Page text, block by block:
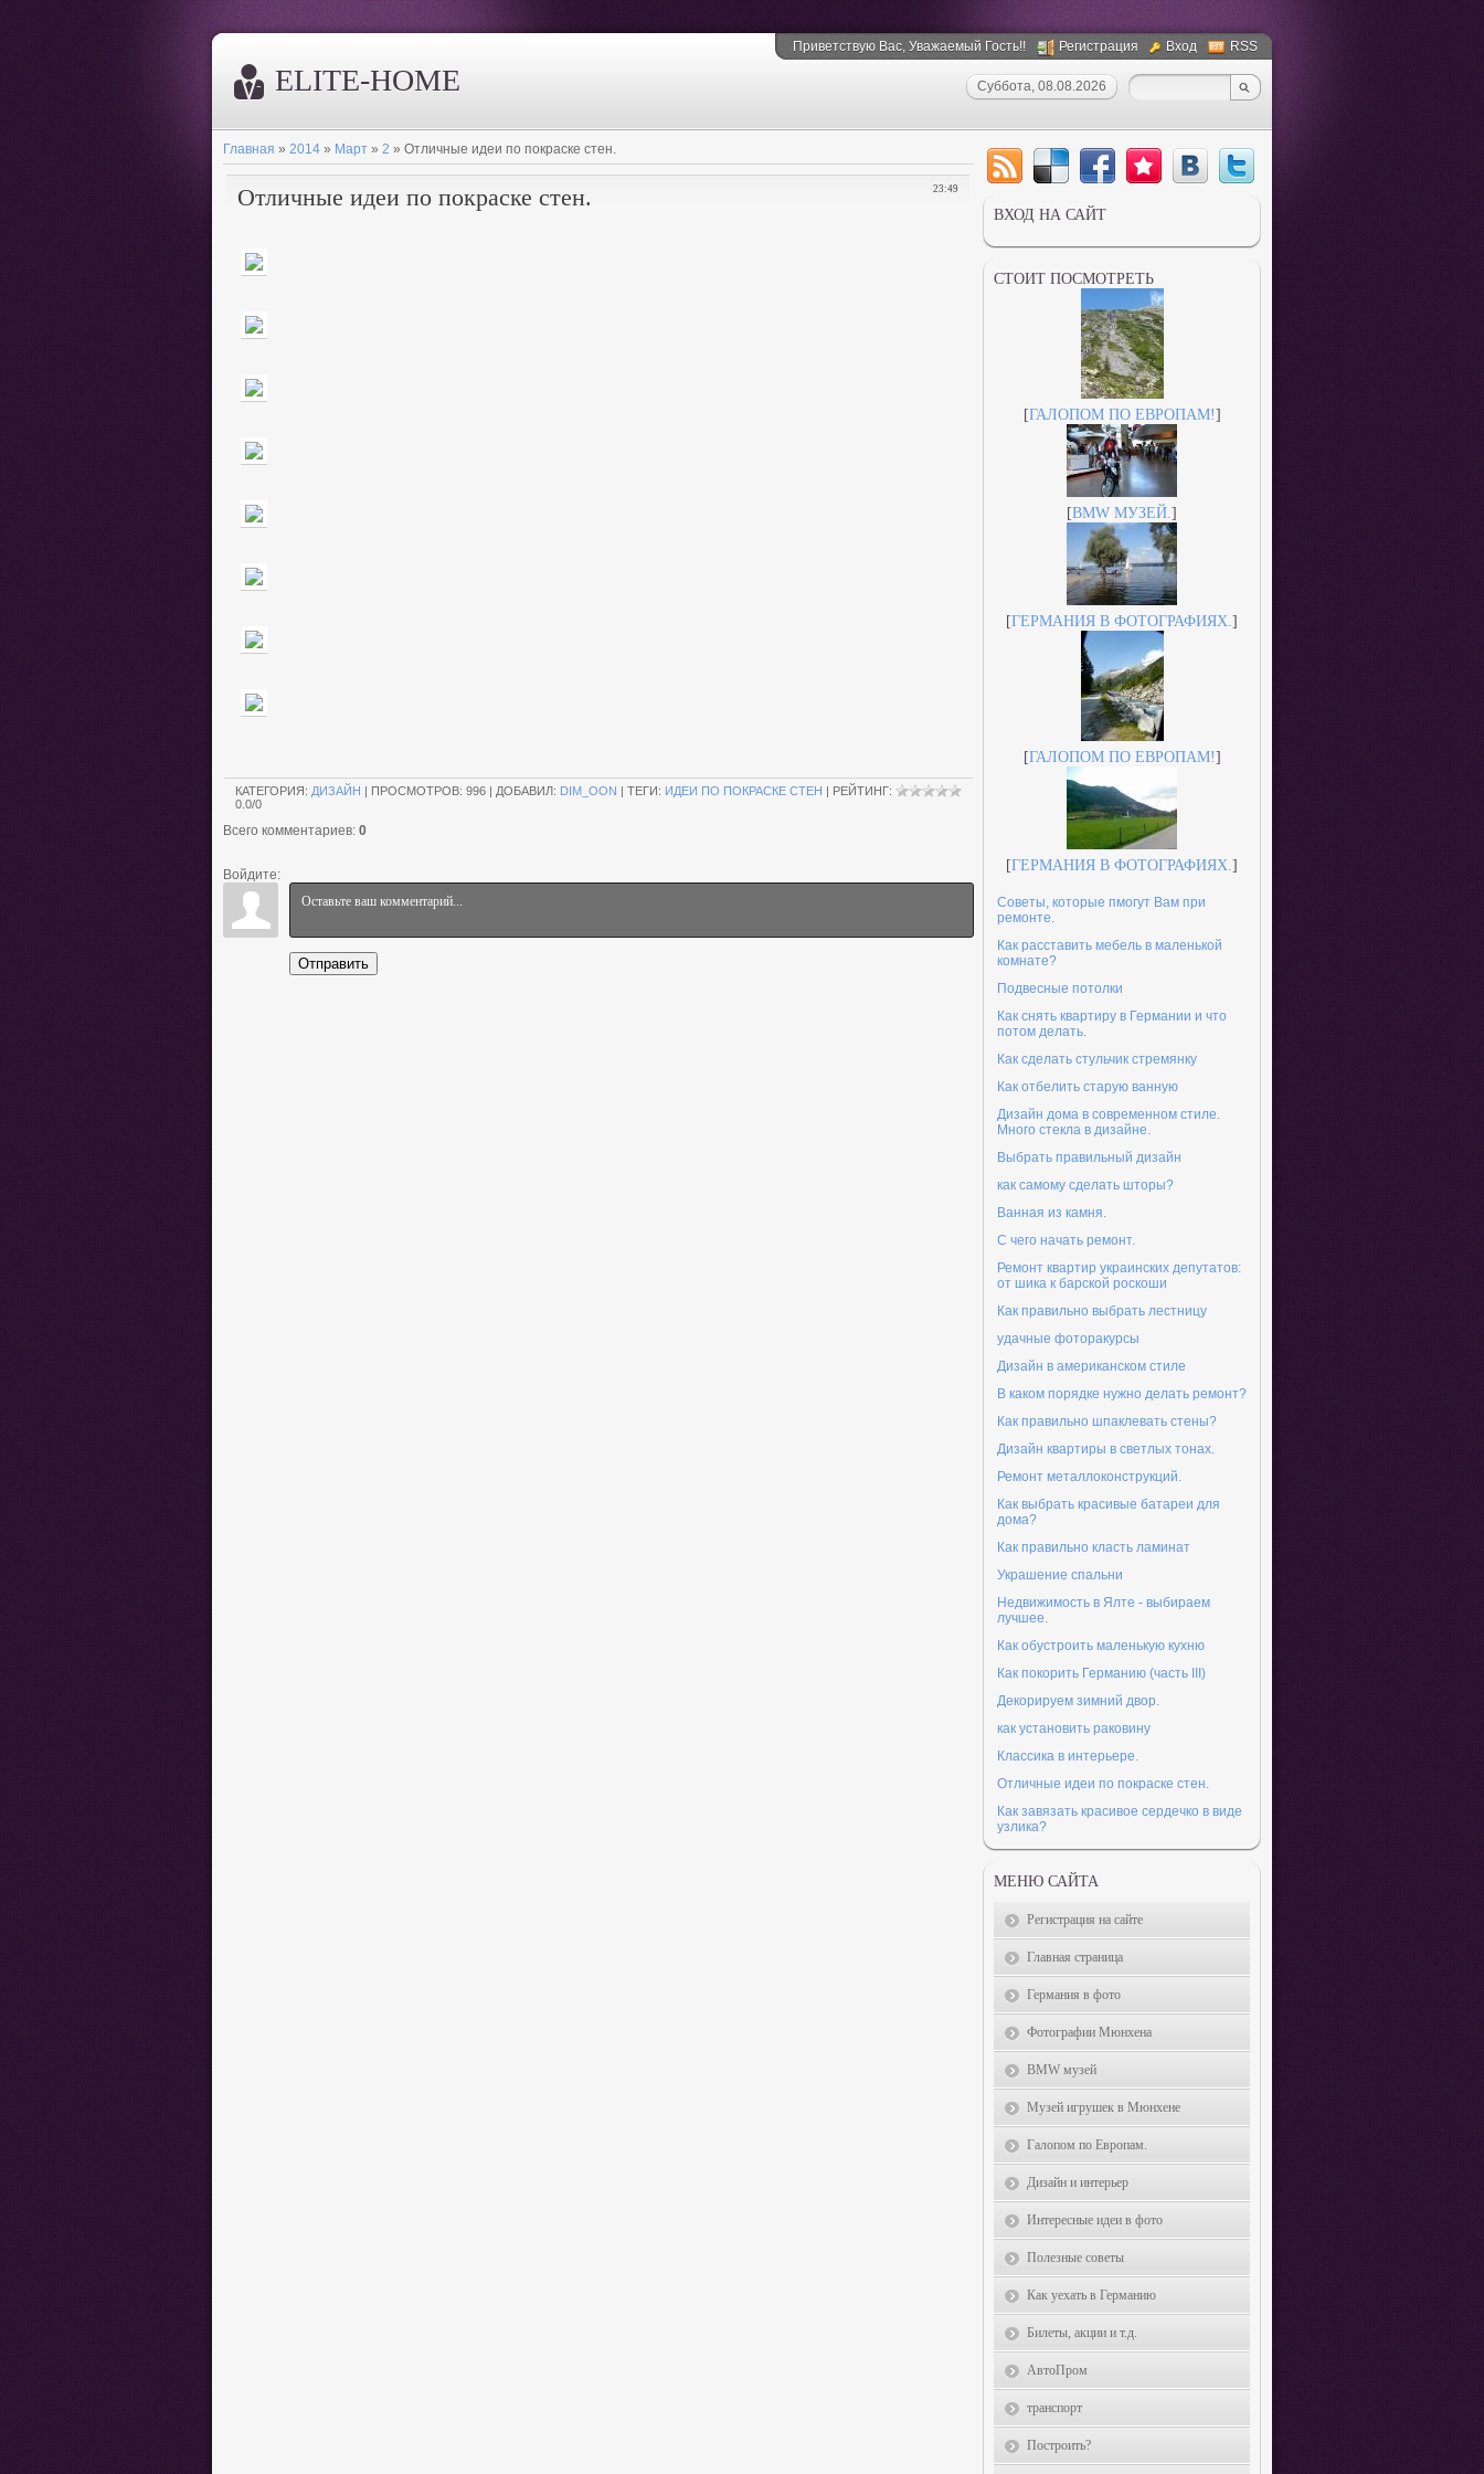
Приветствую Вас, Уважаемый Гость!! Регистрация Вход RSS
ELITE-HOME Суббота, 08.08.2026
Главная » 2014 » Март » 2 » Отличные идеи по покраске стен.
23:49
Отличные идеи по покраске стен.
КАТЕГОРИЯ: ДИЗАЙН | ПРОСМОТРОВ: 996 | ДОБАВИЛ: DIM_OON | ТЕГИ: ИДЕИ ПО ПОКРАСКЕ СТЕН | РЕЙТИНГ:
0.0/0
Всего комментариев: 0
Войдите:
Отправить
ВХОД НА САЙТ
СТОИТ ПОСМОТРЕТЬ
[ГАЛОПOМ ПО ЕВРОПАМ!]
[BMW МУЗЕЙ.]
[ГЕРМАНИЯ В ФОТОГРАФИЯХ.]
[ГАЛОПOМ ПО ЕВРОПАМ!]
[ГЕРМАНИЯ В ФОТОГРАФИЯХ.]
Советы, которые пмогут Вам при
ремонте.
Как расставить мебель в маленькой
комнате?
Подвесные потолки
Как снять квартиру в Германии и что
потом делать.
Как сделать стульчик стремянку
Как отбелить старую ванную
Дизайн дома в современном стиле.
Много стекла в дизайне.
Выбрать правильный дизайн
как самому сделать шторы?
Ванная из камня.
С чего начать ремонт.
Ремонт квартир украинских депутатов:
от шика к барской роскоши
Как правильно выбрать лестницу
удачные фоторакурсы
Дизайн в американском стиле
В каком порядке нужно делать ремонт?
Как правильно шпаклевать стены?
Дизайн квартиры в светлых тонах.
Ремонт металлоконструкций.
Как выбрать красивые батареи для
дома?
Как правильно класть ламинат
Украшение спальни
Недвижимость в Ялте - выбираем
лучшее.
Как обустроить маленькую кухню
Как покорить Германию (часть ІІІ)
Декорируем зимний двор.
как установить раковину
Классика в интерьере.
Отличные идеи по покраске стен.
Как завязать красивое сердечко в виде
узлика?
МЕНЮ САЙТА
Регистрация на сайте
Главная страница
Германия в фото
Фотографии Мюнхена
BMW музей
Музей игрушек в Мюнхене
Галопом по Европам.
Дизайн и интерьер
Интересные идеи в фото
Полезные советы
Как уехать в Германию
Билеты, акции и т.д.
АвтоПром
транспорт
Построить?